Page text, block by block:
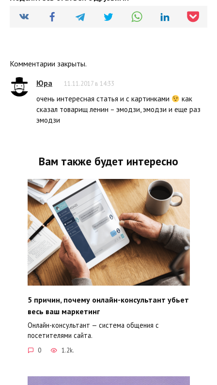
Комментарии закрыты.
Юра
11.11.2017 в 14:33
очень интересная статья и с картинками
как
сказал товарищ ленин – эмодзи, эмодзи и еще раз
эмодзи
Вам также будет интересно
5 причин, почему онлайн-консультант убьет
весь ваш маркетинг
Онлайн-консультант — система общения с
посетителями сайта.
0 1.2k.